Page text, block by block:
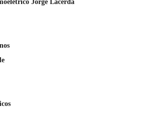
Jorge Lacerda